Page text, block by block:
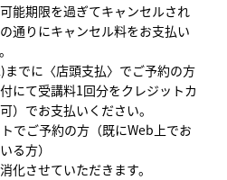
能期限を過ぎてキャンセルされ
通りにキャンセル料をお支払い
でに〈店頭支払〉でご予約の方
にて受講料1回分をクレジットカ
）でお支払いください。
でご予約の方（既にWeb上でお
る方）
化させていただきます。